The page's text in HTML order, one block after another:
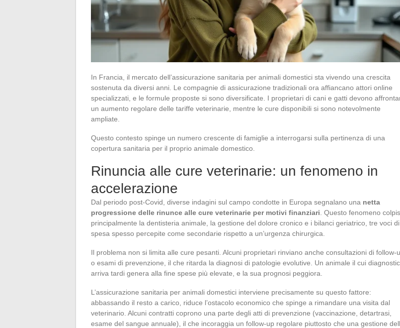
In Francia, il mercato dell’assicurazione sanitaria per animali domestici sta vivendo una crescita
sostenuta da diversi anni. Le compagnie di assicurazione tradizionali ora affiancano attori online
specializzati, e le formule proposte si sono diversificate. I proprietari di cani e gatti devono
un aumento regolare delle tariffe veterinarie, mentre le cure disponibili si sono notevolmente
ampliate.
Questo contesto spinge un numero crescente di famiglie a interrogarsi sulla pertinenza di una
copertura sanitaria per il proprio animale domestico.
Rinuncia alle cure veterinarie: un fenomeno in
accelerazione
Dal periodo post-Covid, diverse indagini sul campo condotte in Europa segnalano una netta
progressione delle rinunce alle cure veterinarie per motivi finanziari . Questo fenomeno
principalmente la dentisteria animale, la gestione del dolore cronico e i bilanci geriatrico, tre voci di
spesa spesso percepite come secondarie rispetto a un’urgenza chirurgica.
Il problema non si limita alle cure pesanti. Alcuni proprietari rinviano anche consultazioni di follow-
o esami di prevenzione, il che ritarda la diagnosi di patologie evolutive. Un animale il cui diagnostic
arriva tardi genera alla fine spese più elevate, e la sua prognosi peggiora.
L’assicurazione sanitaria per animali domestici interviene precisamente su questo fattore:
abbassando il resto a carico, riduce l’ostacolo economico che spinge a rimandare una visita dal
veterinario. Alcuni contratti coprono una parte degli atti di prevenzione (vaccinazione, detartrasi,
esame del sangue annuale), il che incoraggia un follow-up regolare piuttosto che una gestione